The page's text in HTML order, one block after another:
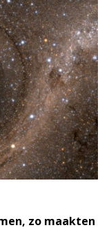
zo maakten